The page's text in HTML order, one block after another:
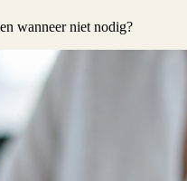
wanneer niet nodig?